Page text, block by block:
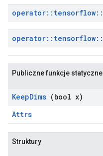
operator:: tensorflow::
operator:: tensorflow::
Publiczne funkcje statyczne
KeepDims (bool x)
Attrs
Struktury